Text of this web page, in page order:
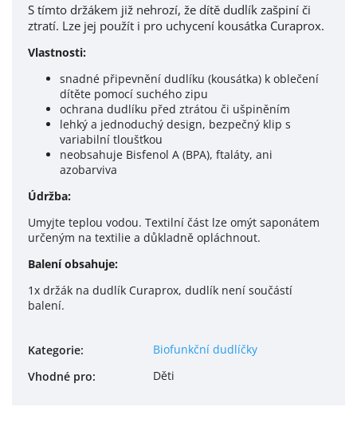
S tímto držákem již nehrozí, že dítě dudlík zašpiní či
ztratí. Lze jej použít i pro uchycení kousátka Curaprox.
Vlastnosti:
snadné připevnění dudlíku (kousátka) k oblečení
dítěte pomocí suchého zipu
ochrana dudlíku před ztrátou či ušpiněním
lehký a jednoduchý design, bezpečný klip s
variabilní tloušťkou
neobsahuje Bisfenol A (BPA), ftaláty, ani
azobarviva
Údržba:
Umyjte teplou vodou. Textilní část lze omýt saponátem
určeným na textilie a důkladně opláchnout.
Balení obsahuje:
1x držák na dudlík Curaprox, dudlík není součástí
balení.
Kategorie:
Biofunkční dudlíčky
Vhodné pro: Děti